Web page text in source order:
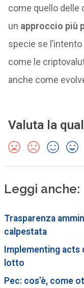
come quello delle
un approccio più
specie se
come le
anche come
Valuta la
Leggi anche:
Trasparenza
calpestata
Implementing acts
lotto
Pec: cos’è, come